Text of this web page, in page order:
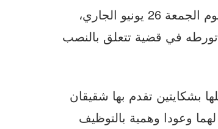
تمكنت عناصر الشرطة القضائية بولاية أمن مراكش، زوال اليوم الجمعة 26 يونيو الجاري،
للاشتباه في تورطه في قضية تتعلق بالنصب
بشكايتين تقدم بها شقيقان
وعودا وهمية بالتوظيف